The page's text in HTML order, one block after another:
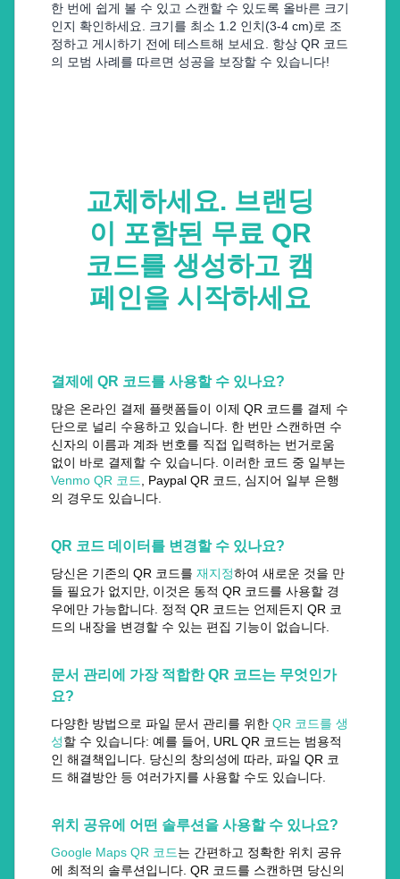
한 번에 쉽게 볼 수 있고 스캔할 수 있도록 올바른 크기
인지 확인하세요. 크기를 최소 1.2 인치(3-4 cm)로 조
정하고 게시하기 전에 테스트해 보세요. 항상 QR 코드
의 모범 사례를 따르면 성공을 보장할 수 있습니다!
교체하세요. 브랜딩
이 포함된 무료 QR
코드를 생성하고 캠
페인을 시작하세요
결제에 QR 코드를 사용할 수 있나요?
많은 온라인 결제 플랫폼들이 이제 QR 코드를 결제 수
단으로 널리 수용하고 있습니다. 한 번만 스캔하면 수
신자의 이름과 계좌 번호를 직접 입력하는 번거로움
없이 바로 결제할 수 있습니다. 이러한 코드 중 일부는
Venmo QR 코드
, Paypal QR 코드, 심지어 일부 은행
의 경우도 있습니다.
QR 코드 데이터를 변경할 수 있나요?
당신은 기존의 QR 코드를 재지정하여 새로운 것을 만
들 필요가 없지만, 이것은 동적 QR 코드를 사용할 경
우에만 가능합니다. 정적 QR 코드는 언제든지 QR 코
드의 내장을 변경할 수 있는 편집 기능이 없습니다.
문서 관리에 가장 적합한 QR 코드는 무엇인가
요?
다양한 방법으로 파일 문서 관리를 위한 QR 코드를 생
성할 수 있습니다: 예를 들어, URL QR 코드는 범용적
인 해결책입니다. 당신의 창의성에 따라, 파일 QR 코
드 해결방안 등 여러가지를 사용할 수도 있습니다.
위치 공유에 어떤 솔루션을 사용할 수 있나요?
Google Maps QR 코드는 간편하고 정확한 위치 공유
에 최적의 솔루션입니다. QR 코드를 스캔하면 당신의